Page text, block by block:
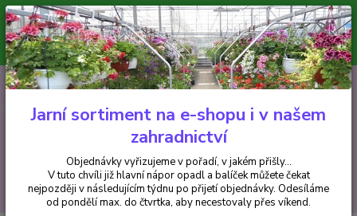
Minimální hodnota pro odeslání z e-shopu je 300 Kč.
V tuto chvíli již hlavní nápor objednávek opadl a balíček můžete čekat
nejpozději v následujícím týdnu po přijetí objednávky. Objednávky
vyřizujeme v pořadí, v jakém přišly...
CZK
Hledat
+420 602 223 614 0ks
za0 Kč
Jarní sortiment na e-shopu i v našem
zahradnictví
Objednávky vyřizujeme v pořadí, v jakém přišly...
V tuto chvíli již hlavní nápor opadl a balíček můžete čekat
nejpozději v následujícím týdnu po přijetí objednávky. Odesíláme
od pondělí max. do čtvrtka, aby necestovaly přes víkend.